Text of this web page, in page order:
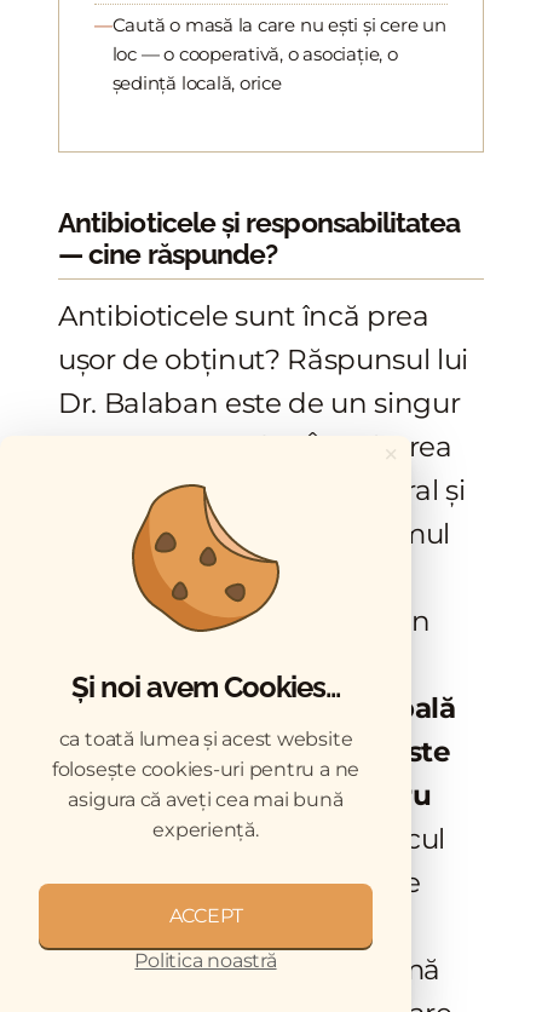
Caută o masă la care nu ești și cere un
loc — o cooperativă, o asociație, o
ședință locală, orice
Antibioticele și responsabilitatea
— cine răspunde?
Antibioticele sunt încă prea
ușor de obținut? Răspunsul lui
Dr. Balaban este de un singur
cuvânt: „Eee... da!" Întrebarea
despre cine răspunde moral și
profesional pentru consumul
de antibiotice în fermele
românești primește însă un
responsabilitatea principală
este a fermierului — el este
primul responsabil pentru
animalele lui. Când medicul
recomandă antibiotic, este
normal. Când sunt folosite
pentru a rezolva o problemă
×
Și noi avem Cookies...
ca toată lumea și acest website
folosește cookies-uri pentru a ne
asigura că aveți cea mai bună
experiență.
ACCEPT
Politica noastră